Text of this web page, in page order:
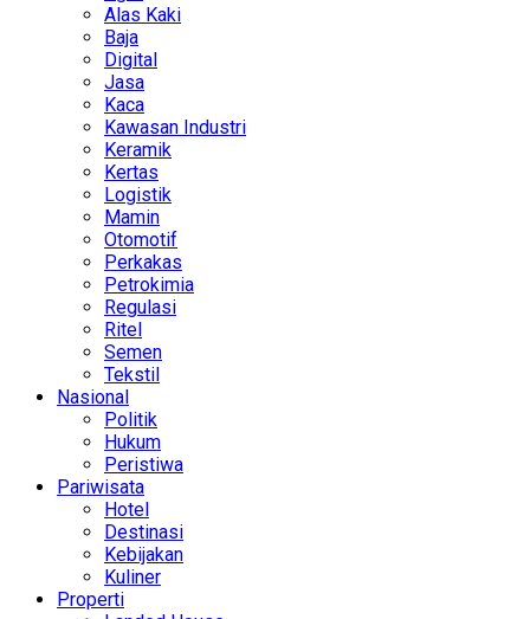
Alas Kaki
Baja
Digital
Jasa
Kaca
Kawasan Industri
Keramik
Kertas
Logistik
Mamin
Otomotif
Perkakas
Petrokimia
Regulasi
Ritel
Semen
Tekstil
Nasional
Politik
Hukum
Peristiwa
Pariwisata
Hotel
Destinasi
Kebijakan
Kuliner
Properti